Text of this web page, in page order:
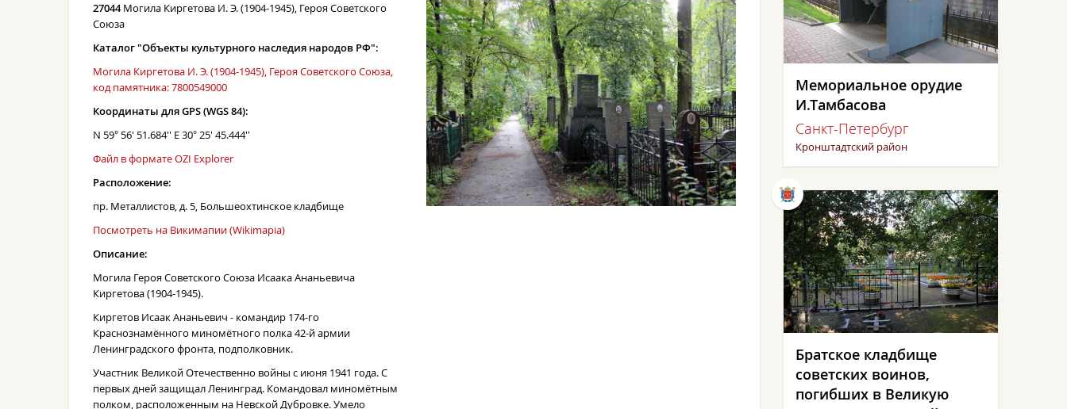
27044Могила Киргетова И. Э. (1904-1945), Героя Советского
Союза
Каталог "Объекты культурного наследия народов РФ":
Могила Киргетова И. Э. (1904-1945), Героя Советского Союза,
код памятника: 7800549000
Координаты для GPS (WGS 84):
N 59° 56' 51.684'' E 30° 25' 45.444''
Файл в формате OZI Explorer
Расположение:
пр. Металлистов, д. 5, Большеохтинское кладбище
Посмотреть на Викимапии (Wikimapia)
Описание:
Могила Героя Советского Союза Исаака Ананьевича
Киргетова (1904-1945).
Киргетов Исаак Ананьевич - командир 174-го
Краснознамённого миномётного полка 42-й армии
Ленинградского фронта, подполковник.
Участник Великой Отечественно войны с июня 1941 года. С
первых дней защищал Ленинград. Командовал миномётным
полком, расположенным на Невской Дубровке. Умело
Мемориальное орудие
И.Тамбасова
Санкт-Петербург
Кронштадтский район
Братское кладбище
советских воинов,
погибших в Великую